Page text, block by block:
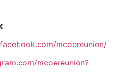
mcoereunion/
mcoereunion?